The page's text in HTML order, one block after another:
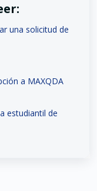
una solicitud de
a MAXQDA
estudiantil de